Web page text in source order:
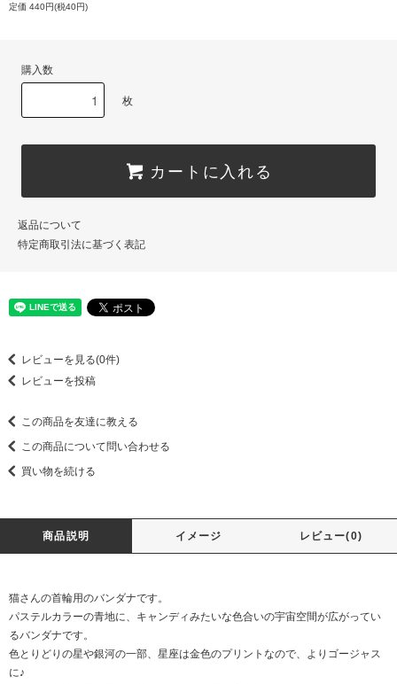
定価 440円(税40円)
購入数
枚
カートに入れる
返品について
特定商取引法に基づく表記
レビューを見る(0件)
レビューを投稿
この商品を友達に教える
この商品について問い合わせる
買い物を続ける
商品説明 イメージ レビュー(0)
猫さんの首輪用のバンダナです。
パステルカラーの青地に、キャンディみたいな色合いの宇宙空間が広がってい
るバンダナです。
色とりどりの星や銀河の一部、星座は金色のプリントなので、よりゴージャス
に♪